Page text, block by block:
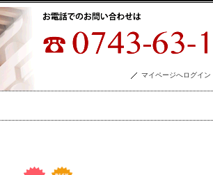
マイページへログイン